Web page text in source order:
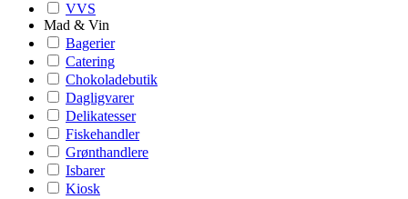
VVS
Mad & Vin
Bagerier
Catering
Chokoladebutik
Dagligvarer
Delikatesser
Fiskehandler
Grønthandlere
Isbarer
Kiosk